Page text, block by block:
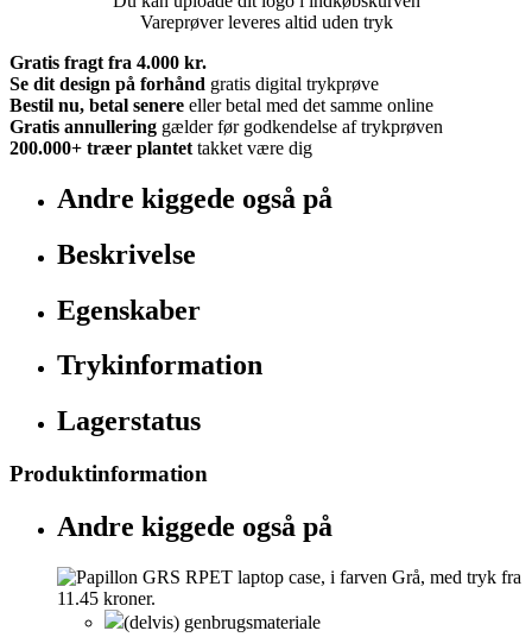
Vareprøver leveres altid uden tryk
Gratis fragt fra 4.000 kr.
Se dit design på forhånd gratis digital trykprøve
Bestil nu, betal senere eller betal med det samme online
Gratis annullering gælder før godkendelse af trykprøven
200.000+ træer plantet takket være dig
Andre kiggede også på
Beskrivelse
Egenskaber
Trykinformation
Lagerstatus
Produktinformation
Andre kiggede også på
(delvis) genbrugsmateriale